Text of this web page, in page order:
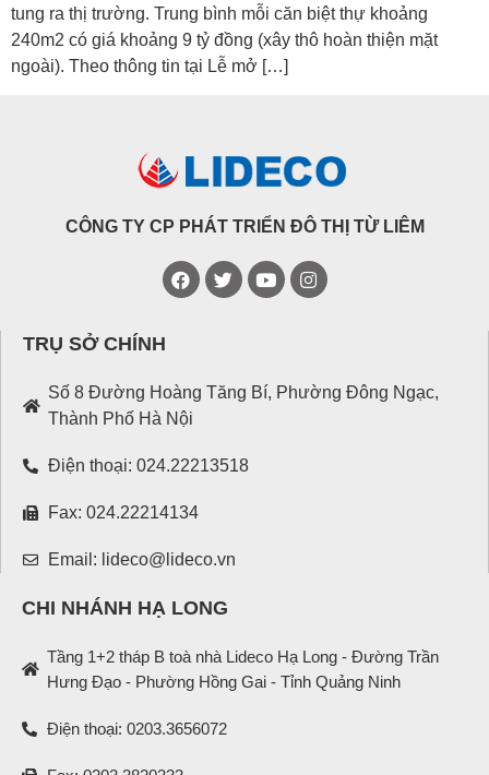
tung ra thị trường. Trung bình mỗi căn biệt thự khoảng
240m2 có giá khoảng 9 tỷ đồng (xây thô hoàn thiện mặt
ngoài). Theo thông tin tại Lễ mở […]
CÔNG TY CP PHÁT TRIỂN ĐÔ THỊ TỪ LIÊM
TRỤ SỞ CHÍNH
Số 8 Đường Hoàng Tăng Bí, Phường Đông Ngạc,
Thành Phố Hà Nội
Điện thoại: 024.22213518
Fax: 024.22214134
Email: lideco@lideco.vn
CHI NHÁNH HẠ LONG
Tầng 1+2 tháp B toà nhà Lideco Hạ Long - Đường Trần
Hưng Đạo - Phường Hồng Gai - Tỉnh Quảng Ninh
Điện thoại: 0203.3656072